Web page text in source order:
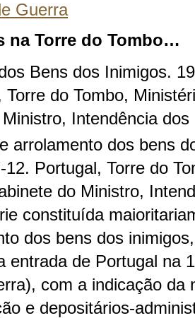
Guerra
na Torre do Tombo…
Bens dos Inimigos.
Torre do Tombo,
Intendência
arrolamento dos bens
12. Portugal, Torre do
do Ministro,
constituída
dos bens dos
entrada de Portugal na
com a indicação da
e depositários-